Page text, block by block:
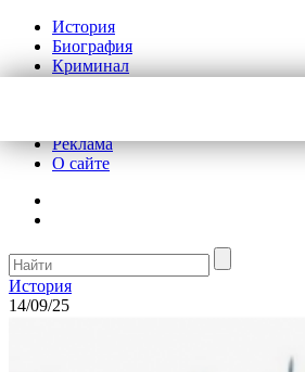
История
Биография
Криминал
Реклама
О сайте
История
14/09/25